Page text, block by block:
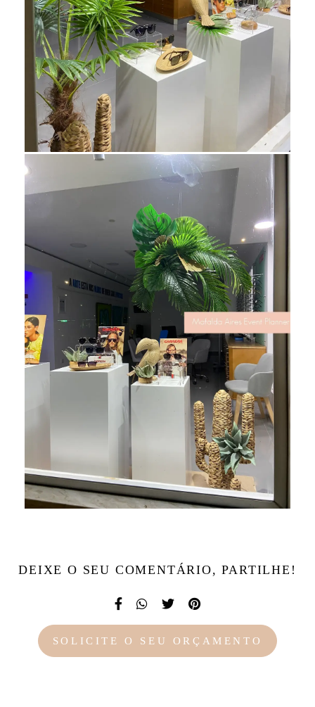
DEIXE O SEU COMENTÁRIO, PARTILHE!
SOLICITE O SEU ORÇAMENTO